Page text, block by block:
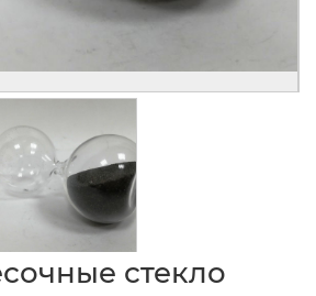
стекло